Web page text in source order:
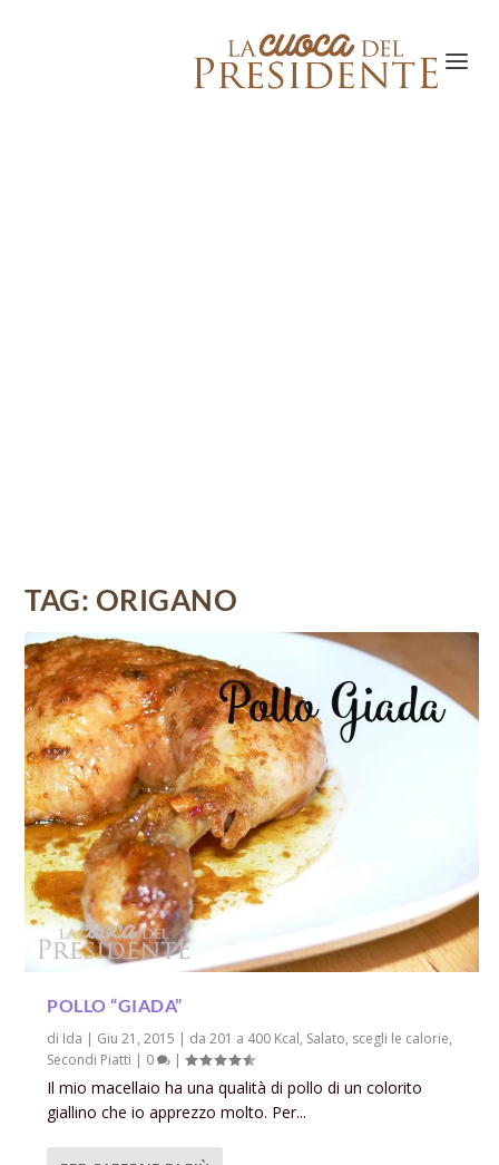
TAG: ORIGANO
POLLO “GIADA”
di Ida | Giu 21, 2015 | da 201 a 400 Kcal, Salato, scegli le calorie,
Secondi Piatti | 0 |
Il mio macellaio ha una qualità di pollo di un colorito
giallino che io apprezzo molto. Per...